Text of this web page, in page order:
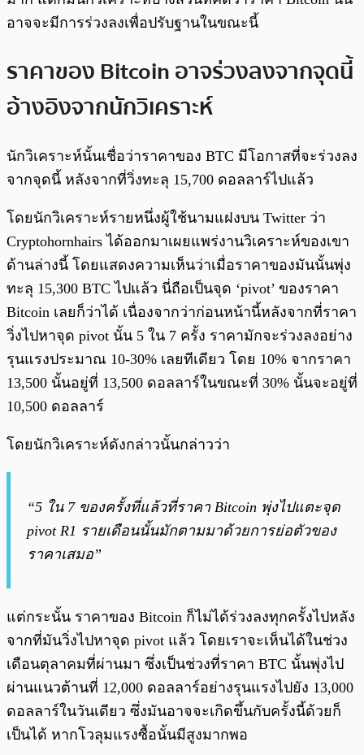
อาจจะมีการร่วงลงเพื่อปรับฐานในขณะนี้
ราคาของ Bitcoin อาจร่วงลงจากจุดนี้
อ้างอิงจากนักวิเคราะห์
นักวิเคราะห์นั้นเชื่อว่าราคาของ BTC มีโอกาสที่จะร่วงลง
จากจุดนี้ หลังจากที่วิ่งทะลุ 15,700 ดอลลาร์ไปแล้ว
โดยนักวิเคราะห์รายหนึ่งผู้ใช้นามแฝงบน Twitter ว่า
Cryptohornhairs ได้ออกมาเผยแพร่งานวิเคราะห์ของเขา
ด้านล่างนี้ โดยแสดงความเห็นว่าเมื่อราคาของมันนั้นพุ่ง
ทะลุ 15,300 BTC ไปแล้ว นี่ถือเป็นจุด ‘pivot’ ของราคา
Bitcoin เลยก็ว่าได้ เนื่องจากว่าก่อนหน้านี้หลังจากที่ราคา
วิ่งไปหาจุด pivot นั้น 5 ใน 7 ครั้ง ราคามักจะร่วงลงอย่าง
รุนแรงประมาณ 10-30% เลยทีเดียว โดย 10% จากราคา
13,500 นั้นอยู่ที่ 13,500 ดอลลาร์ในขณะที่ 30% นั้นจะอยู่ที่
10,500 ดอลลาร์
โดยนักวิเคราะห์ดังกล่าวนั้นกล่าวว่า
“5 ใน 7 ของครั้งที่แล้วที่ราคา Bitcoin พุ่งไปแตะจุด
pivot R1 รายเดือนนั้นมักตามมาด้วยการย่อตัวของ
ราคาเสมอ”
แต่กระนั้น ราคาของ Bitcoin ก็ไม่ได้ร่วงลงทุกครั้งไปหลัง
จากที่มันวิ่งไปหาจุด pivot แล้ว โดยเราจะเห็นได้ในช่วง
เดือนตุลาคมที่ผ่านมา ซึ่งเป็นช่วงที่ราคา BTC นั้นพุ่งไป
ผ่านแนวต้านที่ 12,000 ดอลลาร์อย่างรุนแรงไปยัง 13,000
ดอลลาร์ในวันเดียว ซึ่งมันอาจจะเกิดขึ้นกับครั้งนี้ด้วยก็
เป็นได้ หากโวลุมแรงซื้อนั้นมีสูงมากพอ